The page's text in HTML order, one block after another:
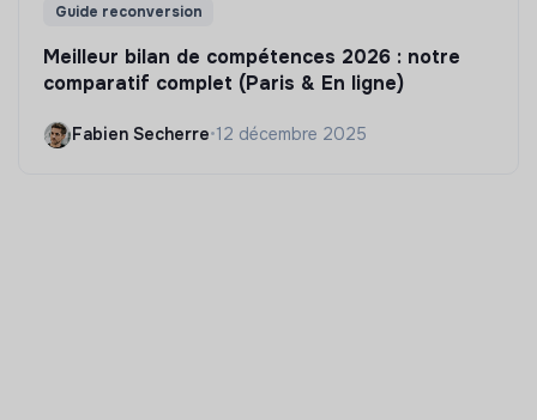
Guide reconversion
Meilleur bilan de compétences 2026 : notre
comparatif complet (Paris & En ligne)
Fabien Secherre•12 décembre 2025